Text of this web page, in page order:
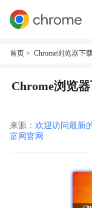
首页 > Chrome浏览器下
Chrome浏览
来源： 欢迎访问最新
富网官网